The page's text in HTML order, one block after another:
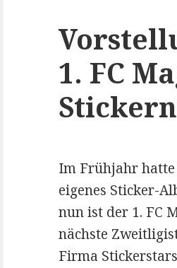
1. FC
Im Frühjahr hatte
eigenes Sticker-
nun ist der 1. FC
nächste
Firma